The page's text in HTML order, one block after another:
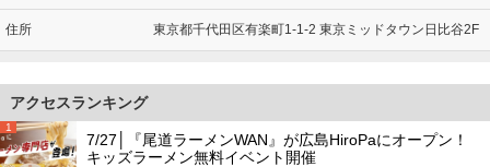
住所 東京都千代田区有楽町1-1-2 東京ミッドタウン日比谷2F
アクセスランキング
1
7/27│『尾道ラーメンWAN』が広島HiroPaにオープン！
キッズラーメン無料イベント開催